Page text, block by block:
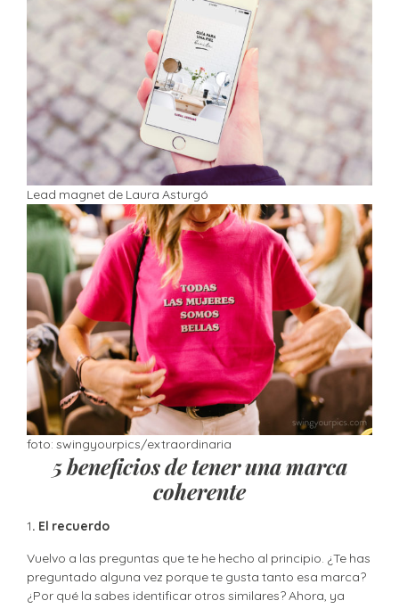
Lead magnet de Laura Asturgó
foto: swingyourpics/extraordinaria
5 beneficios de tener una marca
coherente
1. El recuerdo
Vuelvo a las preguntas que te he hecho al principio. ¿Te has
preguntado alguna vez porque te gusta tanto esa marca?
¿Por qué la sabes identificar otros similares? Ahora, ya